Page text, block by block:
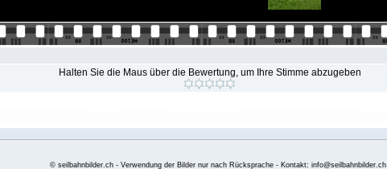
Halten Sie die Maus über die Bewertung, um Ihre Stimme abzugeben
© seilbahnbilder.ch - Verwendung der Bilder nur nach Rücksprache - Kontakt: info@seilbahnbilder.ch